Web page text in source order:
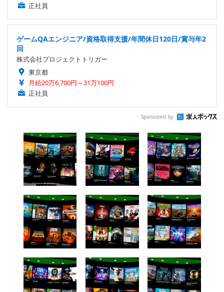
正社員
ゲームQAエンジニア/資格取得支援/年間休日120日/賞与年2
回
株式会社プロジェクトトリガー
東京都
月給20万6,700円～31万100円
正社員
Sponsored by